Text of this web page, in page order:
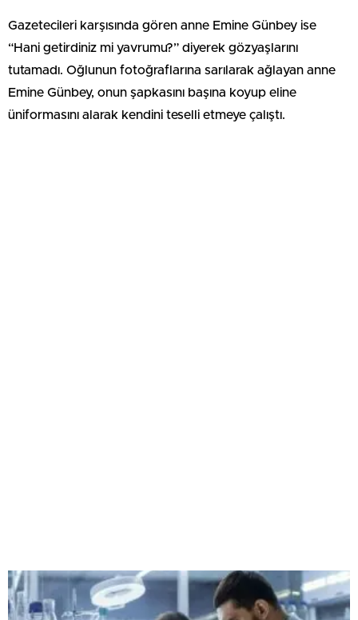
Gazetecileri karşısında gören anne Emine Günbey ise
“Hani getirdiniz mi yavrumu?” diyerek gözyaşlarını
tutamadı. Oğlunun fotoğraflarına sarılarak ağlayan anne
Emine Günbey, onun şapkasını başına koyup eline
üniformasını alarak kendini teselli etmeye çalıştı.